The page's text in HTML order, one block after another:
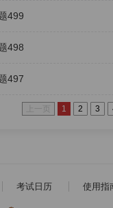
499
498
497
1 2 3
考试日历 使用指